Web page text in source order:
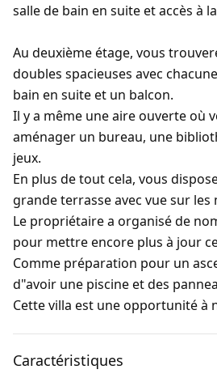
salle de bain en suite et accès à
Au deuxième étage, vous
doubles spacieuses avec
bain en suite et un balcon.
Il y a même une aire ouverte où
aménager un bureau, une
jeux.
En plus de tout cela, vous
grande terrasse avec vue sur les
Le propriétaire a organisé de
pour mettre encore plus à jour
Comme préparation pour un
d"avoir une piscine et des
Cette villa est une opportunité à
Caractéristiques